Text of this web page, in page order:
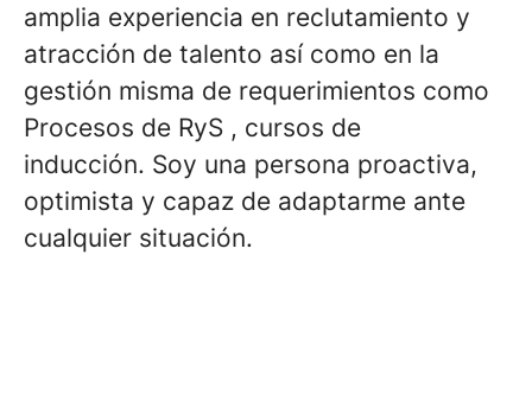
amplia experiencia en reclutamiento y
atracción de talento así como en la
gestión misma de requerimientos como
Procesos de RyS , cursos de
inducción. Soy una persona proactiva,
optimista y capaz de adaptarme ante
cualquier situación.